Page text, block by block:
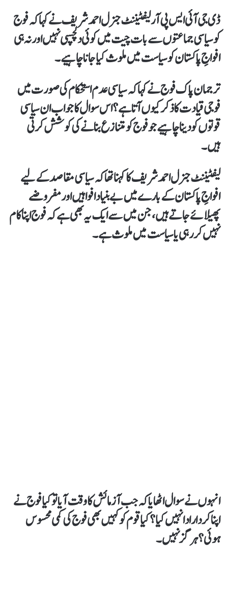
ڈی جی آئی ایس پی آر لیفٹیننٹ جنرل احمد شریف نے کہا کہ فوج
کو سیاسی جماعتوں سے بات چیت میں کوئی دلچسپی نہیں اور نہ ہی
افواجِ پاکستان کو سیاست میں ملوث کیا جانا چاہیے۔
ترجمان پاک فوج نے کہا کہ سیاسی عدم استحکام کی صورت میں
فوجی قیادت کا ذکر کیوں آتا ہے؟ اس سوال کا جواب ان سیاسی
قوتوں کو دیناچاہیے جو فوج کو متنازع بنانے کی کوشش کرتی
ہیں۔
لیفٹیننٹ جنرل احمد شریف کا کہنا تھا کہ سیاسی مقاصد کےلیے
افواجِ پاکستان کے بارے میں بےبنیاد افواہیں اور مفروضے
پھیلائے جاتے ہیں،جن میں سے ایک یہ بھی ہے کہ فوج اپنا کام
نہیں کر رہی یا سیاست میں ملوث ہے۔
انہوں نے سوال اٹھایاکہ جب آزمائش کا وقت آیا تو کیا فوج نے
اپنا کردار ادا نہیں کیا؟کیا قوم کو کہیں بھی فوج کی کمی محسوس
ہوئی؟ ہرگز نہیں۔